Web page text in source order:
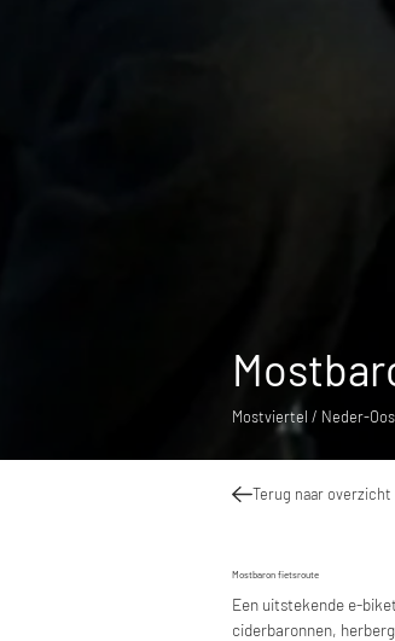
Mostviertel / Neder-
Terug naar overzicht
Mostbaron fietsroute
Een uitstekende e-
ciderbaronnen,